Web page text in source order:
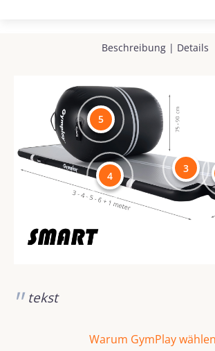
Beschreibung| Details
3
4
5
tekst
Warum GymPlay